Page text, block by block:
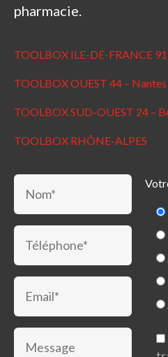
pharmacie.
TOOLBOX ILE-DE-FRANCE
TOOLBOX OUEST 44 – Nantes
TOOLBOX SUD-OUEST 24 –
TOOLBOX RHÔNE-ALPES